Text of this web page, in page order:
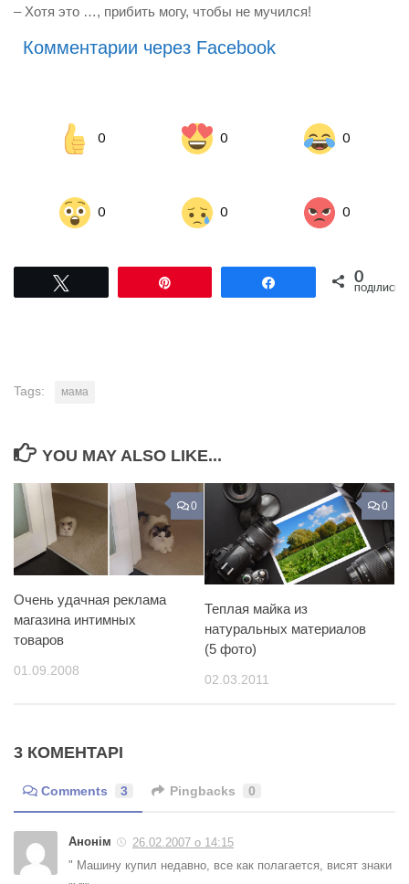
– Хотя это …, прибить могу, чтобы не мучился!
Комментарии через Facebook
0 0 0
0 0 0
Поділитися0
ПОДІЛИСЬ
Tags: мама
YOU MAY ALSO LIKE...
0
Очень удачная реклама
магазина интимных
товаров
01.09.2008
0
Теплая майка из
натуральных материалов
(5 фото)
02.03.2011
3 КОМЕНТАРІ
Comments 3 Pingbacks 0
Анонім
26.02.2007 о 14:15
" Машину купил недавно, все как полагается, висят знаки